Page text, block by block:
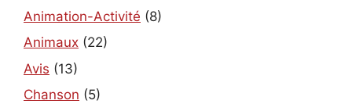
Animation-Activité (8)
Animaux (22)
Avis (13)
Chanson (5)